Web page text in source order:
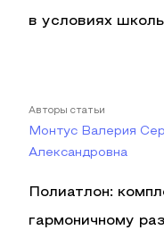
в условиях
Авторы статьи
Монтус Валерия
Александровна
Полиатлон:
гармоничному